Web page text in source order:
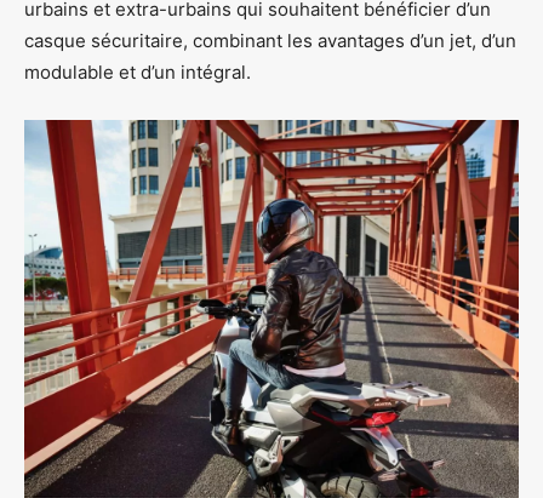
urbains et extra-urbains qui souhaitent bénéficier d’un
casque sécuritaire, combinant les avantages d’un jet, d’un
modulable et d’un intégral.